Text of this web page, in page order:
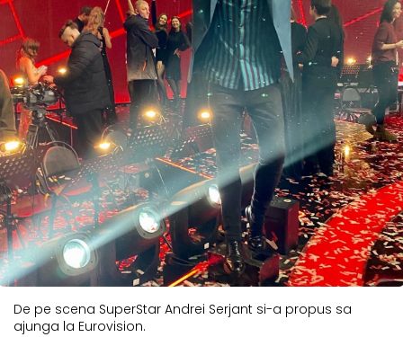
De pe scena SuperStar Andrei Serjant si-a propus sa
ajunga la Eurovision.